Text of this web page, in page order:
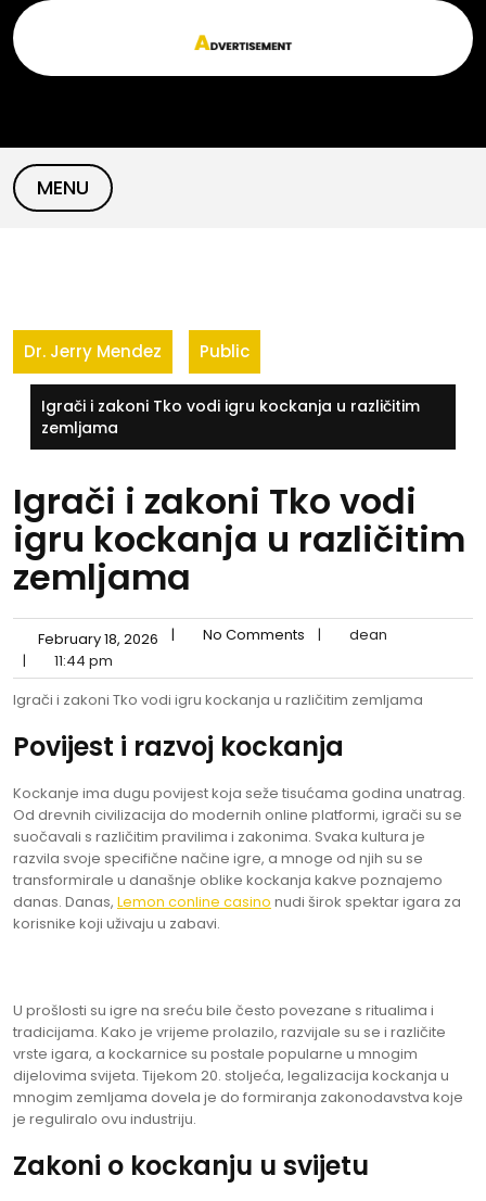
Skip
content
MENU
Dr. Jerry Mendez Public
Igrači i zakoni Tko vodi igru kockanja u različitim
zemljama
Igrači i zakoni Tko vodi
igru kockanja u različitim
zemljama
February 18, 2026 | No Comments |
dean
|
11:44 pm
Igrači i zakoni Tko vodi igru kockanja u različitim zemljama
Povijest i razvoj kockanja
Kockanje ima dugu povijest koja seže tisućama godina unatrag.
Od drevnih civilizacija do modernih online platformi, igrači su se
suočavali s različitim pravilima i zakonima. Svaka kultura je
razvila svoje specifične načine igre, a mnoge od njih su se
transformirale u današnje oblike kockanja kakve poznajemo
danas. Danas, Lemon conline casino nudi širok spektar igara za
korisnike koji uživaju u zabavi.
U prošlosti su igre na sreću bile često povezane s ritualima i
tradicijama. Kako je vrijeme prolazilo, razvijale su se i različite
vrste igara, a kockarnice su postale popularne u mnogim
dijelovima svijeta. Tijekom 20. stoljeća, legalizacija kockanja u
mnogim zemljama dovela je do formiranja zakonodavstva koje
je reguliralo ovu industriju.
Zakoni o kockanju u svijetu